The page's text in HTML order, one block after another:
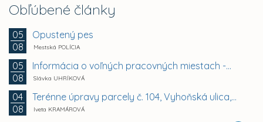
Obľúbené články
05
08
Opustený pes
Mestská POLÍCIA
05
08
Informácia o voľných pracovných miestach -...
Slávka UHRÍKOVÁ
04
08
Terénne úpravy parcely č. 104, Vyhoňská ulica,...
Iveta KRAMÁROVÁ